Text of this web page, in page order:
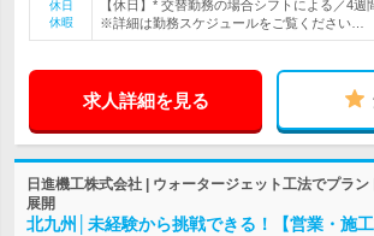
休日
休暇
【休日】* 交替勤務の場合シフトによる／4週
※詳細は勤務スケジュールをご覧ください…
求人詳細を見る
日進機工株式会社 | ウォータージェット工法でプラ
展開
北九州│未経験から挑戦できる！【営業・施